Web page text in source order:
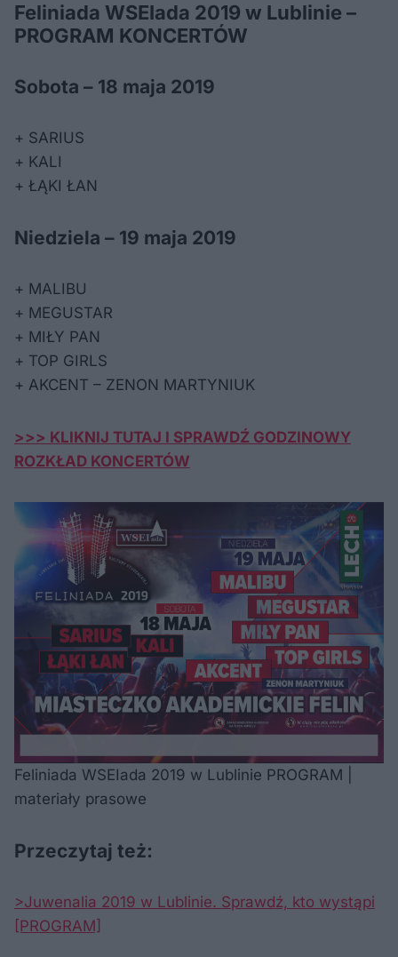
Feliniada WSEIada 2019 w Lublinie –
PROGRAM KONCERTÓW
Sobota – 18 maja 2019
+ SARIUS
+ KALI
+ ŁĄKI ŁAN
Niedziela – 19 maja 2019
+ MALIBU
+ MEGUSTAR
+ MIŁY PAN
+ TOP GIRLS
+ AKCENT – ZENON MARTYNIUK
>>> KLIKNIJ TUTAJ I SPRAWDŹ GODZINOWY
ROZKŁAD KONCERTÓW
Feliniada WSEIada 2019 w Lublinie PROGRAM |
materiały prasowe
Przeczytaj też:
>Juwenalia 2019 w Lublinie. Sprawdź, kto wystąpi
[PROGRAM]